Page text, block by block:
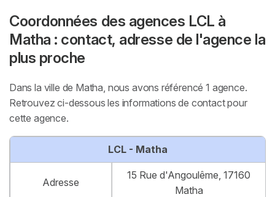
Coordonnées des agences LCL à
Matha : contact, adresse de l'agence la
plus proche
Dans la ville de Matha, nous avons référencé 1 agence.
Retrouvez ci-dessous les informations de contact pour
cette agence.
LCL - Matha
Adresse
15 Rue d'Angoulême, 17160
Matha